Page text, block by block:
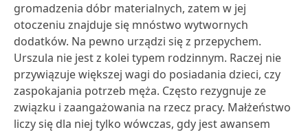
gromadzenia dóbr materialnych, zatem w jej
otoczeniu znajduje się mnóstwo wytwornych
dodatków. Na pewno urządzi się z przepychem.
Urszula nie jest z kolei typem rodzinnym. Raczej nie
przywiązuje większej wagi do posiadania dzieci, czy
zaspokajania potrzeb męża. Często rezygnuje ze
związku i zaangażowania na rzecz pracy. Małżeństwo
liczy się dla niej tylko wówczas, gdy jest awansem